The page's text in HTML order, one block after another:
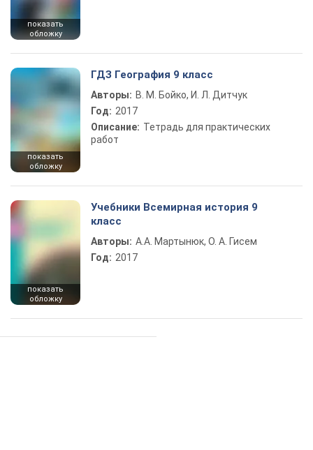
показать
обложку
показать
обложку
ГДЗ География 9 класс
Авторы: В. М. Бойко, И. Л. Дитчук
Год: 2017
Описание: Тетрадь для практических
работ
показать
обложку
Учебники Всемирная история 9
класс
Авторы: А.А. Мартынюк, О. А. Гисем
Год: 2017